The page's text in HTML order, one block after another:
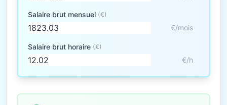
Salaire brut mensuel (€)
€/mois
Salaire brut horaire (€)
€/h